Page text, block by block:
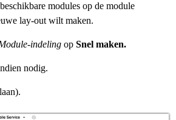
modules op de module
lay-out wilt maken.
indeling op Snel maken.
nodig.